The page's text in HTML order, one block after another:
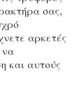
σας,
αρκετές
να
και αυτούς